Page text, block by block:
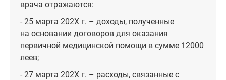
врача отражаются:
- 25 марта 202X г. – доходы, полученные
на основании договоров для оказания
первичной медицинской помощи в сумме 12000
леев;
- 27 марта 202X г. – расходы, связанные с